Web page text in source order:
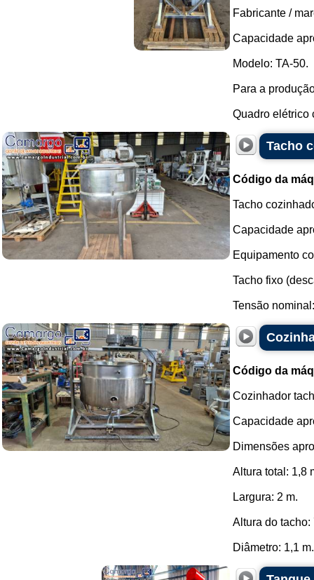
Fabricante /
Capacidade
Modelo: TA-50.
Para a
Quadro elétrico
Tacho
Código da
Tacho
Capacidade
Equipamento
Tacho fixo
Tensão
Código da
Cozinhador
Capacidade
Dimensões
Altura total: 1,8
Largura: 2 m.
Altura do tacho:
Diâmetro: 1,1